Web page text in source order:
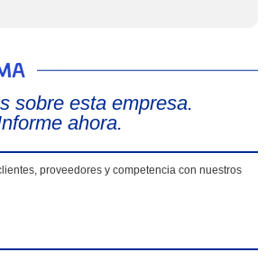
sobre esta empresa.
ahora.
proveedores y competencia con nuestros